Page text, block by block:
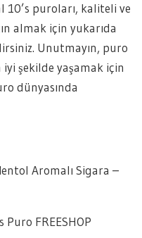
10’s puroları, kaliteli ve
almak için yukarıda
Unutmayın, puro
şekilde yaşamak için
dünyasında
Aromalı Sigara –
Puro FREESHOP